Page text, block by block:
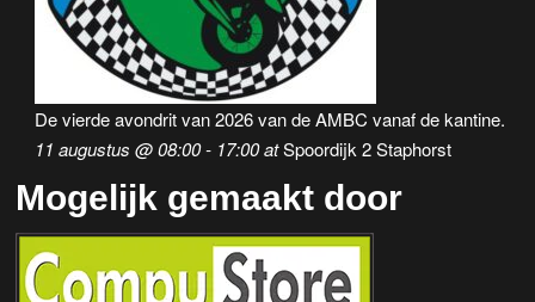
De vierde avondrit van 2026 van de AMBC vanaf de kantine.
11 augustus @ 08:00- 17:00atSpoordijk 2 Staphorst
Mogelijk gemaakt door